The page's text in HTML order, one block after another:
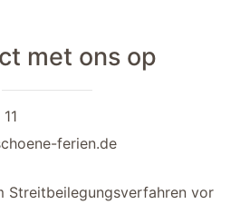
met ons op
ferien.de
Streitbeilegungsverfahren vor